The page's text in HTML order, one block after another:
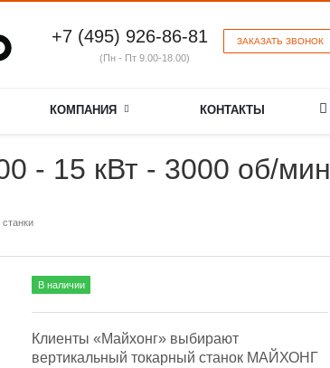
ЗАКАЗАТЬ ЗВОНОК
+7 (495) 926-86-81
(Пн - Пт 9.00-18.00)
КОМПАНИЯ КОНТАКТЫ
- 15 кВт - 3000 об/мин
В наличии
Клиенты «Майхонг» выбирают
вертикальный токарный станок МАЙХОНГ